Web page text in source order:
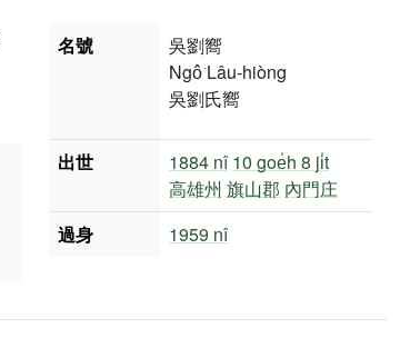
名號
吳劉嚮
Ngô͘ Lâu-hiòng
吳劉氏嚮
出世 1884 nî 10 goe̍h 8 ji̍t
高雄州 旗山郡 內門庄
過身
1959 nî